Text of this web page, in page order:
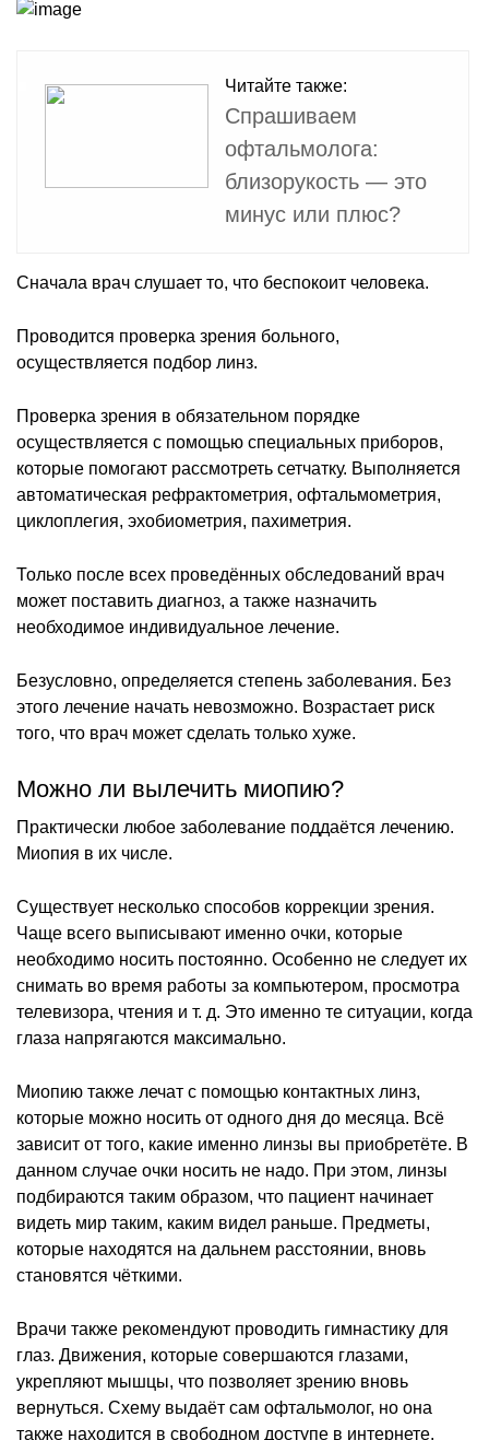
Читайте также:
Спрашиваем
офтальмолога:
близорукость — это
минус или плюс?
Сначала врач слушает то, что беспокоит человека.
Проводится проверка зрения больного,
осуществляется подбор линз.
Проверка зрения в обязательном порядке
осуществляется с помощью специальных приборов,
которые помогают рассмотреть сетчатку. Выполняется
автоматическая рефрактометрия, офтальмометрия,
циклоплегия, эхобиометрия, пахиметрия.
Только после всех проведённых обследований врач
может поставить диагноз, а также назначить
необходимое индивидуальное лечение.
Безусловно, определяется степень заболевания. Без
этого лечение начать невозможно. Возрастает риск
того, что врач может сделать только хуже.
Можно ли вылечить миопию?
Практически любое заболевание поддаётся лечению.
Миопия в их числе.
Существует несколько способов коррекции зрения.
Чаще всего выписывают именно очки, которые
необходимо носить постоянно. Особенно не следует их
снимать во время работы за компьютером, просмотра
телевизора, чтения и т. д. Это именно те ситуации, когда
глаза напрягаются максимально.
Миопию также лечат с помощью контактных линз,
которые можно носить от одного дня до месяца. Всё
зависит от того, какие именно линзы вы приобретёте. В
данном случае очки носить не надо. При этом, линзы
подбираются таким образом, что пациент начинает
видеть мир таким, каким видел раньше. Предметы,
которые находятся на дальнем расстоянии, вновь
становятся чёткими.
Врачи также рекомендуют проводить гимнастику для
глаз. Движения, которые совершаются глазами,
укрепляют мышцы, что позволяет зрению вновь
вернуться. Схему выдаёт сам офтальмолог, но она
также находится в свободном доступе в интернете.